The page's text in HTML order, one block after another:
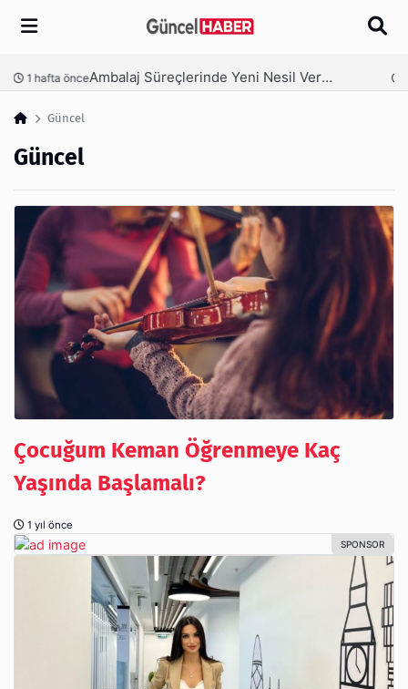
Arama
Ambalaj Süreçlerinde Yeni Nesil Verimliliği Olimpack ile Yakalayın 3 hafta önce
Güncel
Güncel
Çocuğum Keman Öğrenmeye Kaç
Yaşında Başlamalı?
1 yıl önce